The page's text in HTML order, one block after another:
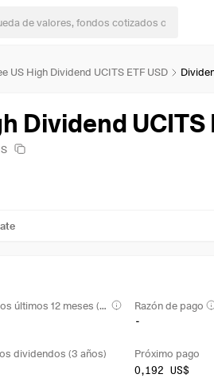
US High Dividend UCITS ETF USD
Dividend UCITS
Rendimiento en los últimos 12 meses (TTM)
Razón de pago
-
dividendos (3 años)
Próximo pago
0,192 US$